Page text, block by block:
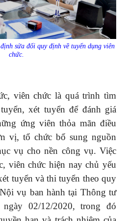
sửa đổi quy định về tuyển dụng viên
chức.
viên chức là quá trình tìm
xét tuyển để đánh giá
ứng viên thỏa mãn điều
vị, tổ chức bổ sung nguồn
vụ cho nền công vụ. Việc
viên chức hiện nay chủ yếu
tuyển và thi tuyển theo quy
vụ ban hành tại Thông tư
02/12/2020, trong đó